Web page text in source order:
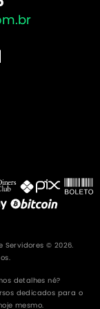
Servidores © 2026.
detalhes né?
dedicados para o
mesmo.